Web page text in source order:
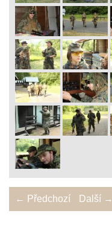
← Předchozí Další →